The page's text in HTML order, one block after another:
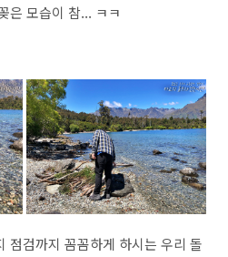
은 모습이 참... ㅋㅋ
점검까지 꼼꼼하게 하시는 우리 돌